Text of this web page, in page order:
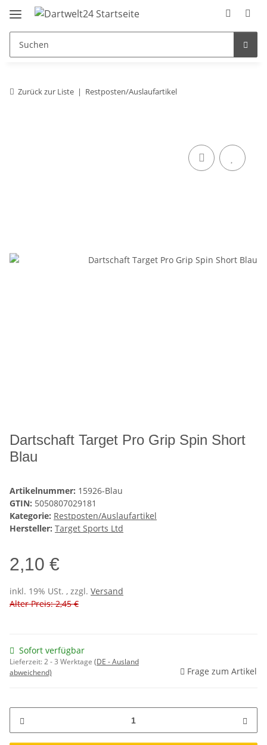
Zurück zur Liste Restposten/Auslaufartikel
Dartschaft Target Pro Grip Spin Short
Blau
Artikelnummer: 15926-Blau
GTIN: 5050807029181
Kategorie: Restposten/Auslaufartikel
Hersteller: Target Sports Ltd
2,10 €
inkl. 19% USt. , zzgl. Versand
Alter Preis: 2,45 €
Sofort verfügbar
Lieferzeit:2 - 3 Werktage (DE - Ausland
abweichend)
Frage zum Artikel